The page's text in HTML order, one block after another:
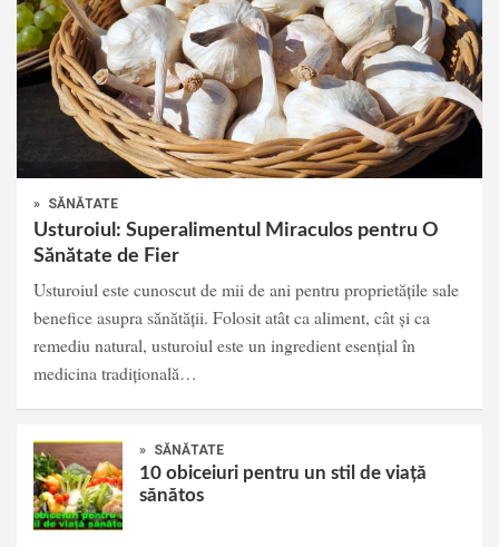
» SĂNĂTATE
Usturoiul: Superalimentul Miraculos pentru O
Sănătate de Fier
Usturoiul este cunoscut de mii de ani pentru proprietățile sale
benefice asupra sănătății. Folosit atât ca aliment, cât și ca
remediu natural, usturoiul este un ingredient esențial în
medicina tradițională…
» SĂNĂTATE
10 obiceiuri pentru un stil de viață
sănătos